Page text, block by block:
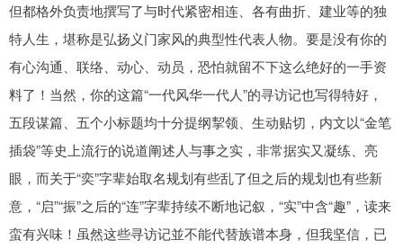
但都格外负责地撰写了与时代紧密相连、各有曲折、建业等的独
特人生，堪称是弘扬义门家风的典型性代表人物。要是没有你的
有心沟通、联络、动心、动员，恐怕就留不下这么绝好的一手资
料了！当然，你的这篇“一代风华一代人”的寻访记也写得特好，
五段谋篇、五个小标题均十分提纲挈领、生动贴切，内文以“金笔
插袋”等史上流行的说道阐述人与事之实，非常据实又凝练、亮
眼，而关于“奕”字辈始取名规划有些乱了但之后的规划也有些新
意，“启”“振”之后的“连”字辈持续不断地记叙，“实”中含“趣”，读来
蛮有兴味！虽然这些寻访记並不能代替族谱本身，但我坚信，已